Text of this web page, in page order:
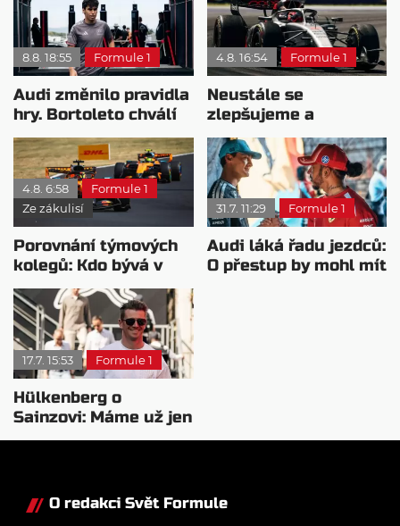
8.8. 18:55 Formule 1
Audi změnilo pravidla
hry. Bortoleto chválí
nový tým i jeho
mentalitu
4.8. 16:54 Formule 1
Neustále se
zlepšujeme a
rosteme, chválí Audi
McNish
4.8. 6:58
Formule 1
Ze zákulisí
Porovnání týmových
kolegů: Kdo bývá v
sobotu nejrychlejší?
31.7. 11:29 Formule 1
Audi láká řadu jezdců:
O přestup by mohl mít
17.7. 15:53 Formule 1
Hülkenberg o
Sainzovi: Máme už jen
místo rezervy
O redakci Svět Formule